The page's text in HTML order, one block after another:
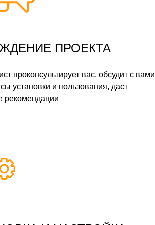
ПРОЕКТА
проконсультирует вас, обсудит с вами
установки и пользования, даст
рекомендации